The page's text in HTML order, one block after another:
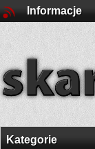
Informacje
Kategorie